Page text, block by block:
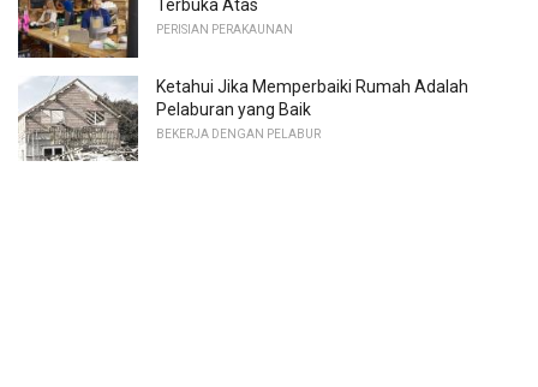
Terbuka Atas
PERISIAN PERAKAUNAN
Ketahui Jika Memperbaiki Rumah Adalah
Pelaburan yang Baik
BEKERJA DENGAN PELABUR